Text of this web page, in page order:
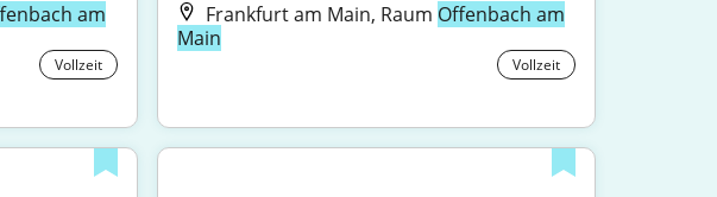
am
Vollzeit
Frankfurt am Main, Raum Offenbach am
Main
Vollzeit